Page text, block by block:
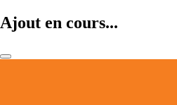
Ajout en cours...